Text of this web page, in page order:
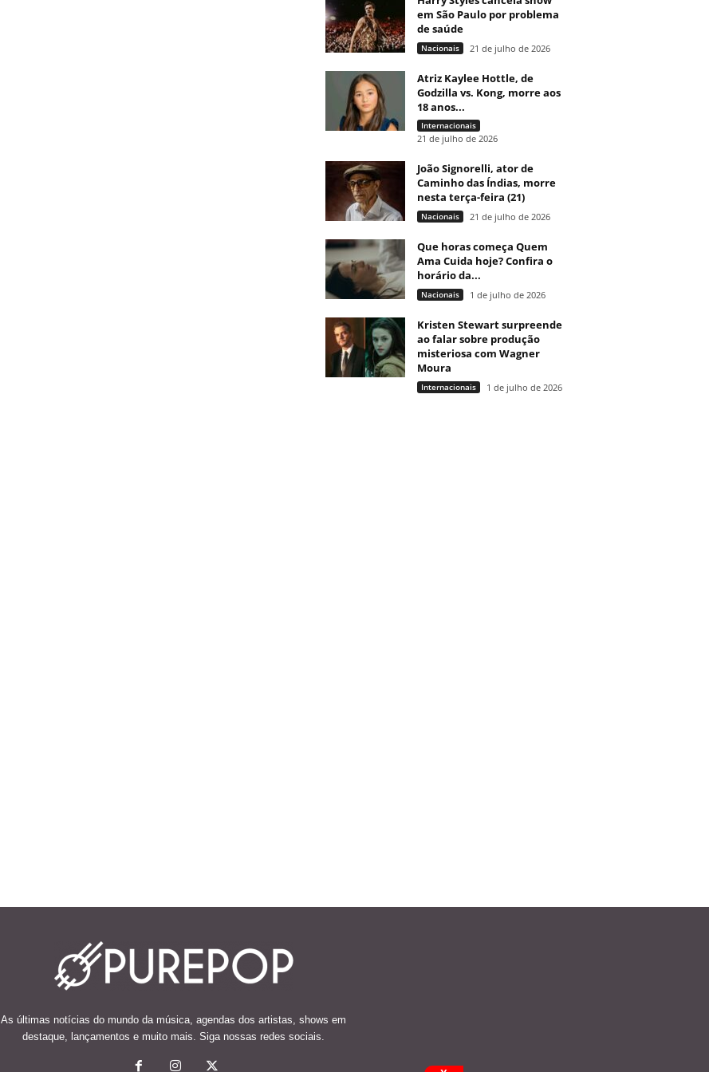
em São Paulo por problema
de saúde
Nacionais 21 de julho de 2026
Atriz Kaylee Hottle, de
Godzilla vs. Kong, morre aos
18 anos...
Internacionais
21 de julho de 2026
João Signorelli, ator de
Caminho das Índias, morre
nesta terça-feira (21)
Nacionais 21 de julho de 2026
Que horas começa Quem
Ama Cuida hoje? Confira o
horário da...
Nacionais 1 de julho de 2026
Kristen Stewart surpreende
ao falar sobre produção
misteriosa com Wagner
Moura
Internacionais 1 de julho de 2026
As últimas notícias do mundo da música, agendas dos artistas, shows em
destaque, lançamentos e muito mais. Siga nossas redes sociais.